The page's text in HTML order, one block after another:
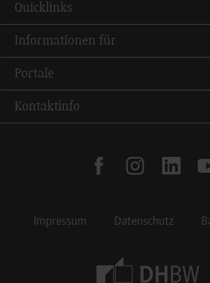
Quicklinks
Informationen für
Portale
Kontaktinfo
facebookinstagramlinkedin
Impressum Datenschutz